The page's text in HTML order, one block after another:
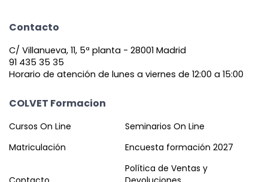
Contacto
C/ Villanueva, 11, 5ª planta - 28001 Madrid
91 435 35 35
Horario de atención de lunes a viernes de 12:00 a 15:00
COLVET Formacion
Cursos On Line
Seminarios On Line
Matriculación
Encuesta formación 2027
Política de Ventas y